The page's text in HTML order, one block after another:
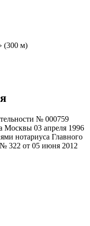
(300 м)
№ 000759
Москвы 03 апреля 1996
нотариуса Главного
322 от 05 июня 2012